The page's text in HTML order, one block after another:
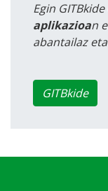
Egin GITBkide
aplikazioan
abantailaz
GITBkide